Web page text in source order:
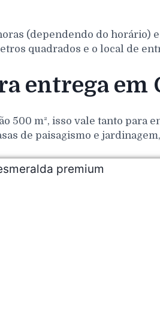
(dependendo do horário)
quadrados e o local de
entrega em
500 m², isso vale tanto para
de paisagismo e jardinagem,